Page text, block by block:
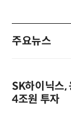
주요뉴스
SK하이닉스,
4조원 투자